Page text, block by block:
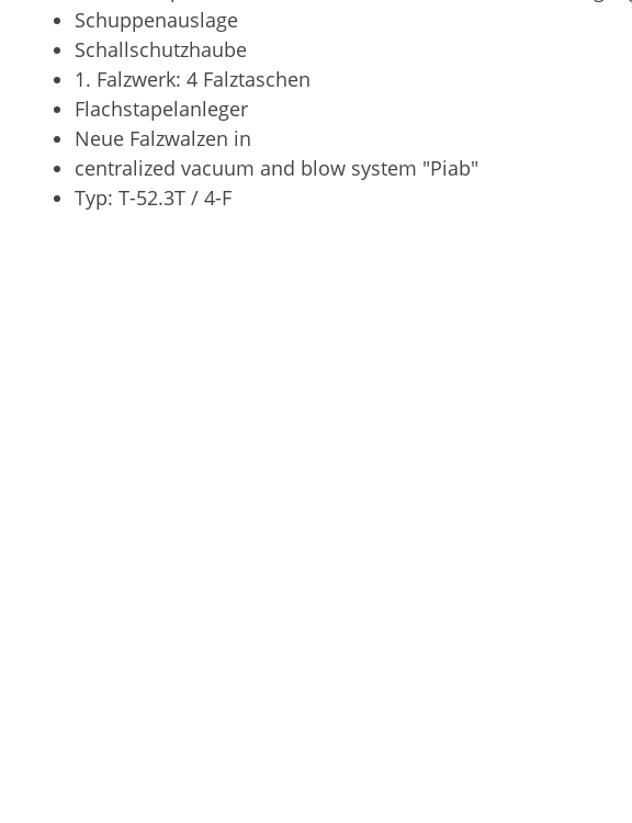
Schuppenauslage
Schallschutzhaube
1. Falzwerk: 4 Falztaschen
Flachstapelanleger
Neue Falzwalzen in
centralized vacuum and blow system "Piab"
Typ: T-52.3T / 4-F